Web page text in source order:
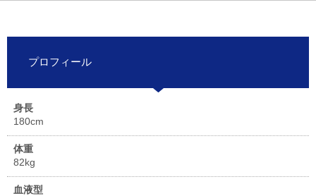
プロフィール
身長
180cm
体重
82kg
血液型